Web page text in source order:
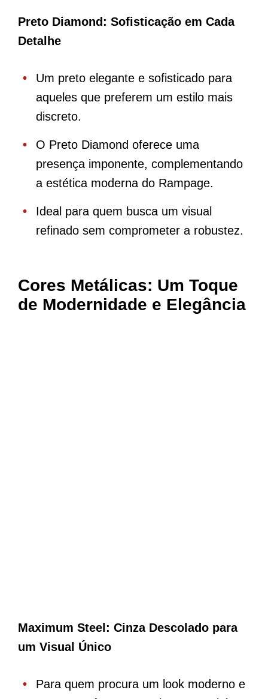
Preto Diamond: Sofisticação em Cada
Detalhe
Um preto elegante e sofisticado para
aqueles que preferem um estilo mais
discreto.
O Preto Diamond oferece uma
presença imponente, complementando
a estética moderna do Rampage.
Ideal para quem busca um visual
refinado sem comprometer a robustez.
Cores Metálicas: Um Toque
de Modernidade e Elegância
Maximum Steel: Cinza Descolado para
um Visual Único
Para quem procura um look moderno e